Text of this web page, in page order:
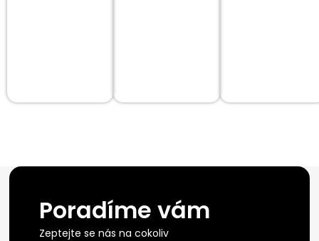
Poradíme vám
Zeptejte se nás na cokoliv